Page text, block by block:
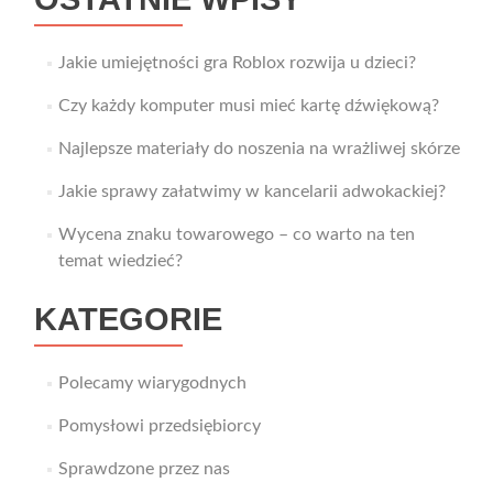
Jakie umiejętności gra Roblox rozwija u dzieci?
Czy każdy komputer musi mieć kartę dźwiękową?
Najlepsze materiały do noszenia na wrażliwej skórze
Jakie sprawy załatwimy w kancelarii adwokackiej?
Wycena znaku towarowego – co warto na ten
temat wiedzieć?
KATEGORIE
Polecamy wiarygodnych
Pomysłowi przedsiębiorcy
Sprawdzone przez nas